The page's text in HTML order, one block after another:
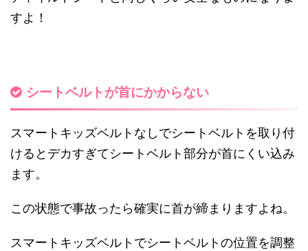
すよ！
シートベルトが首にかからない
スマートキッズベルトなしでシートベルトを取り付
けるとデカすぎてシートベルト部分が首にくい込み
ます。
この状態で事故ったら確実に首が締まりますよね。
スマートキッズベルトでシートベルトの位置を調整